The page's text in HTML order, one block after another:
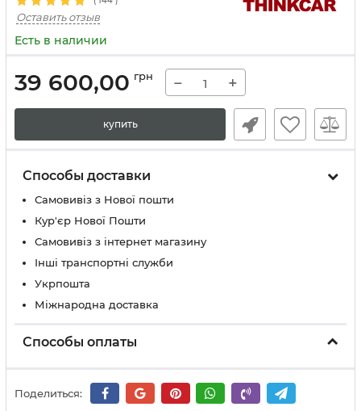
Оставить отзыв
Есть в наличии
39 600,00 грн − +
купить
Способы доставки
Самовивіз з Нової пошти
Кур'єр Нової Пошти
Самовивіз з інтернет магазину
Інші транспортні служби
Укрпошта
Міжнародна доставка
Способы оплаты
Поделиться: